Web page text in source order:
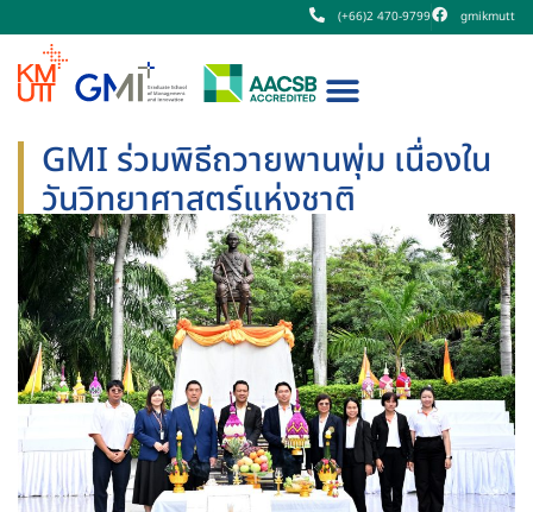
(+66)2 470-9799 gmikmutt
GMI ร่วมพิธีถวายพานพุ่ม เนื่องใน
วันวิทยาศาสตร์แห่งชาติ